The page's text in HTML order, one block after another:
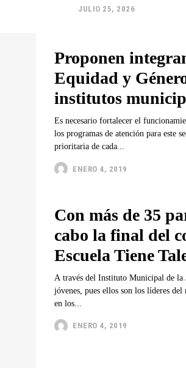
JULIO 25, 2026
Proponen
Equidad y
institutos
Es necesario fortalecer el
los programas de atención para este
prioritaria de cada...
ENERO 4, 2019
Con más de 35
cabo la final del
Escuela Tiene
A través del Instituto Municipal de
jóvenes, pues ellos son los líderes del mañana. Siempre interesados en
en los...
ENERO 4, 2019